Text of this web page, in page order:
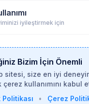
Yardım
iyileştirmek için
Bizim İçin Önemli
sitesi, size en iyi
çerez kullanımını kabul
• Çerez